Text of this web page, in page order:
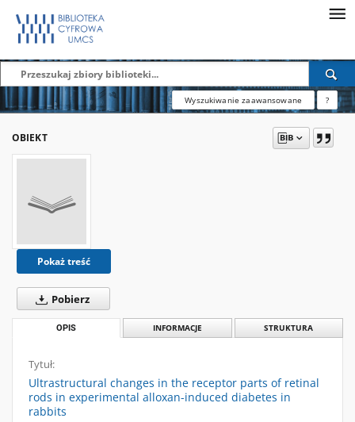
Wyszukiwanie zaawansowane ?
OBIEKT
Pokaż treść
Pobierz
OPIS INFORMACJE STRUKTURA
Tytuł:
Ultrastructural changes in the receptor parts of retinal
rods in experimental alloxan-induced diabetes in
rabbits